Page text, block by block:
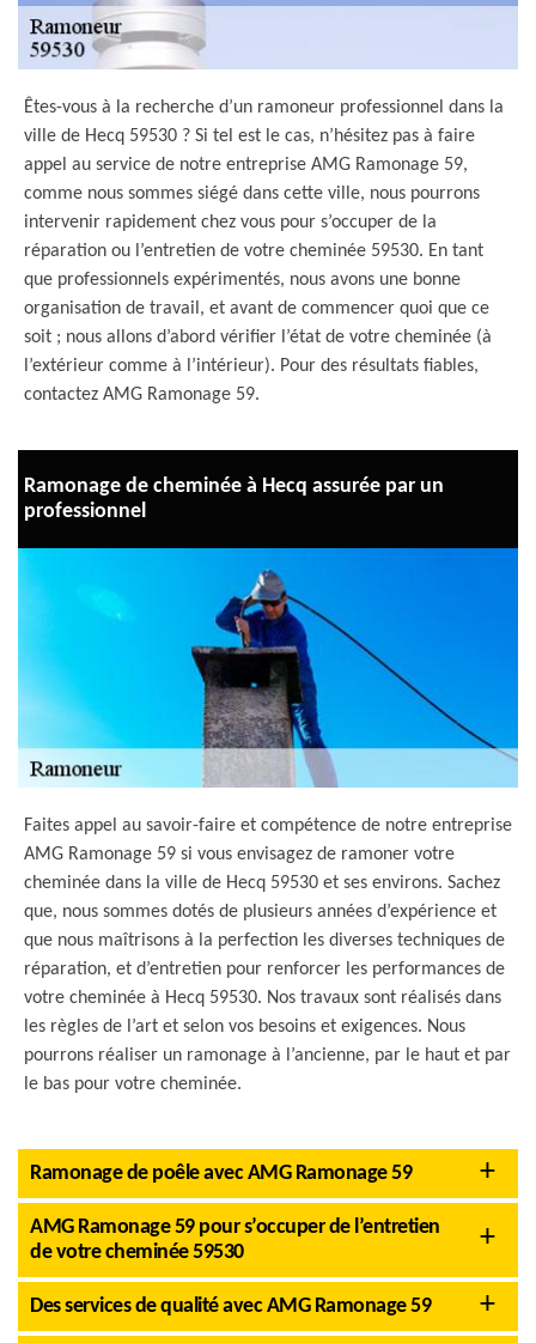
Êtes-vous à la recherche d’un ramoneur professionnel dans la
ville de Hecq 59530 ? Si tel est le cas, n’hésitez pas à faire
appel au service de notre entreprise AMG Ramonage 59,
comme nous sommes siégé dans cette ville, nous pourrons
intervenir rapidement chez vous pour s’occuper de la
réparation ou l’entretien de votre cheminée 59530. En tant
que professionnels expérimentés, nous avons une bonne
organisation de travail, et avant de commencer quoi que ce
soit ; nous allons d’abord vérifier l’état de votre cheminée (à
l’extérieur comme à l’intérieur). Pour des résultats fiables,
contactez AMG Ramonage 59.
Ramonage de cheminée à Hecq assurée par un
professionnel
Faites appel au savoir-faire et compétence de notre entreprise
AMG Ramonage 59 si vous envisagez de ramoner votre
cheminée dans la ville de Hecq 59530 et ses environs. Sachez
que, nous sommes dotés de plusieurs années d’expérience et
que nous maîtrisons à la perfection les diverses techniques de
réparation, et d’entretien pour renforcer les performances de
votre cheminée à Hecq 59530. Nos travaux sont réalisés dans
les règles de l’art et selon vos besoins et exigences. Nous
pourrons réaliser un ramonage à l’ancienne, par le haut et par
le bas pour votre cheminée.
Ramonage de poêle avec AMG Ramonage 59
AMG Ramonage 59 pour s’occuper de l’entretien
de votre cheminée 59530
Des services de qualité avec AMG Ramonage 59